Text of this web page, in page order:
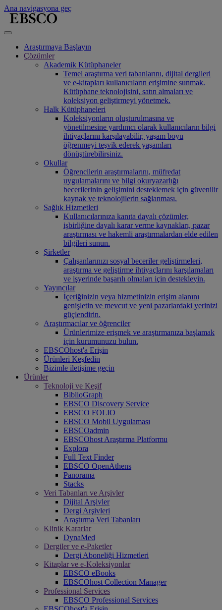
Ana navigasyona geç
Araştırmaya Başlayın
Çözümler
Akademik Kütüphaneler
Temel araştırma veri tabanlarını, dijital dergileri
ve e-kitapları kullanıcıların erişimine sunmak.
Kütüphane teknolojisini, satın almaları ve
koleksiyon geliştirmeyi yönetmek.
Halk Kütüphaneleri
Koleksiyonların oluşturulmasına ve
yönetilmesine yardımcı olarak kullanıcıların bilgi
ihtiyaçlarını karşılayabilir, yaşam boyu
öğrenmeyi teşvik ederek yaşamları
dönüştürebilirsiniz.
Okullar
Öğrencilerin araştırmalarını, müfredat
uygulamalarını ve bilgi okuryazarlığı
becerilerinin gelişimini desteklemek için güvenilir
kaynak ve teknolojilerin sağlanması.
Sağlık Hizmetleri
Kullanıcılarınıza kanıta dayalı çözümler,
işbirliğine dayalı karar verme kaynakları, pazar
araştırması ve hakemli araştırmalardan elde edilen
bilgileri sunun.
Şirketler
Çalışanlarınızı sosyal beceriler geliştirmeleri,
araştırma ve geliştirme ihtiyaçlarını karşılamaları
ve işyerinde başarılı olmaları için destekleyin.
Yayıncılar
İçeriğinizin veya hizmetinizin erişim alanını
genişletin ve mevcut ve yeni pazarlardaki yerinizi
güçlendirin.
Araştırmacılar ve öğrenciler
Ürünlerimize erişmek ve araştırmanıza başlamak
için kurumunuzu bulun.
EBSCOhost'a Erişin
Ürünleri Keşfedin
Bizimle iletişime geçin
Ürünler
Teknoloji ve Keşif
BiblioGraph
EBSCO Discovery Service
EBSCO FOLIO
EBSCO Mobil Uygulaması
EBSCOadmin
EBSCOhost Araştırma Platformu
Explora
Full Text Finder
EBSCO OpenAthens
Panorama
Stacks
Veri Tabanları ve Arşivler
Dijital Arşivler
Dergi Arşivleri
Araştırma Veri Tabanları
Klinik Kararlar
DynaMed
Dergiler ve e-Paketler
Dergi Aboneliği Hizmetleri
Kitaplar ve e-Koleksiyonlar
EBSCO eBooks
EBSCOhost Collection Manager
Professional Services
EBSCO Professional Services